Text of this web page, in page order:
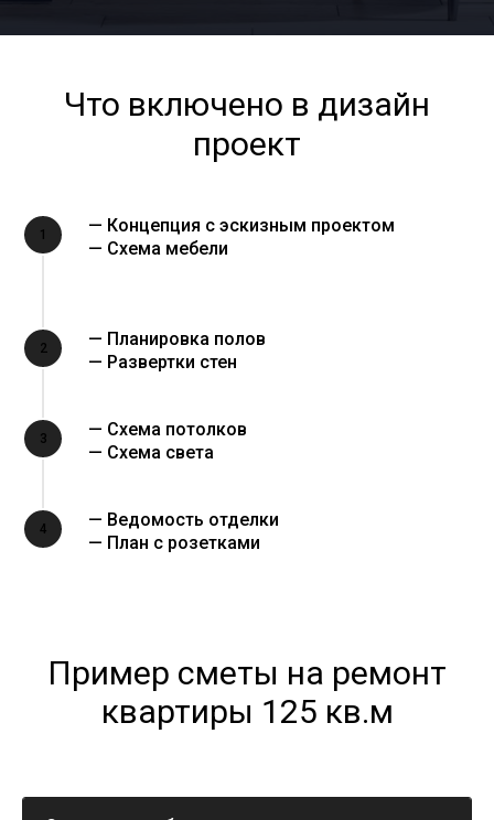
Что включено в дизайн
проект
1
— Концепция с эскизным проектом
— Схема мебели
2
— Планировка полов
— Развертки стен
3
— Схема потолков
— Схема света
4
— Ведомость отделки
— План с розетками
Пример сметы на ремонт
квартиры 125 кв.м